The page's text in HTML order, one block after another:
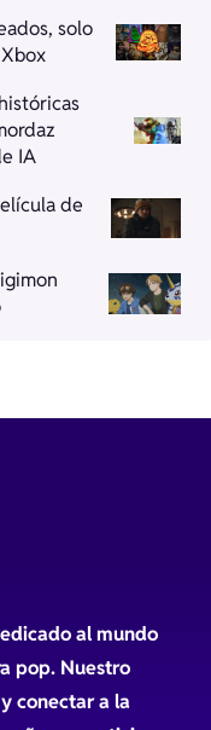
solo
IA
de
al mundo
pop. Nuestro
conectar a la